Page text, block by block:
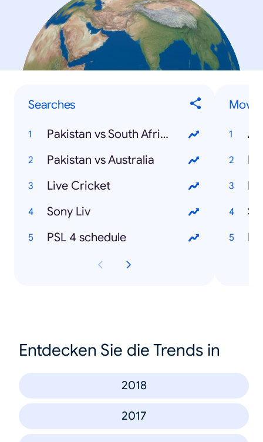
Searches
Pakistan vs South Africa
Pakistan vs Australia
Live Cricket
Sony Liv
PSL 4 schedule
Entdecken Sie die Trends in
2018
2017